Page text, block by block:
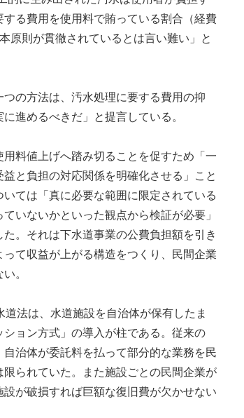
る費用を使用料で賄っている割合（経費
原則が貫徹されているとは言い難い」と
の方法は、汚水処理に要する費用の抑
進めるべきだ」と提言している。
料値上げへ踏み切ることを促すため「一
と負担の対応関係を明確化させる」こと
ては「真に必要な範囲に限定されている
いないかといった観点から検証が必要」
。それは下水道事業の公費負担額を引き
て収益が上がる構造をつくり、民間企業
。
法は、水道施設を自治体が保有したま
ョン方式」の導入が柱である。従来の
治体が委託料を払って部分的な業務を民
られていた。また施設ごとの民間企業が
が破損すれば巨額な復旧費が欠かせない